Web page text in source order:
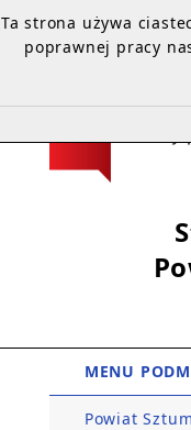
MENU
Powiat
Ta strona używa
poprawnej pracy